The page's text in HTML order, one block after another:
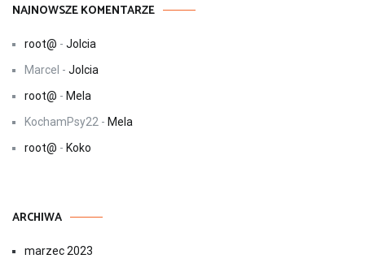
NAJNOWSZE KOMENTARZE
root@ - Jolcia
Marcel - Jolcia
root@ - Mela
KochamPsy22 - Mela
root@ - Koko
ARCHIWA
marzec 2023